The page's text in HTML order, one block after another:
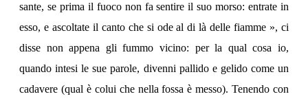
sante, se prima il fuoco non fa sentire il suo morso: entrate in
esso, e ascoltate il canto che si ode al di là delle fiamme », ci
disse non appena gli fummo vicino: per la qual cosa io,
quando intesi le sue parole, divenni pallido e gelido come un
cadavere (qual è colui che nella fossa è messo). Tenendo con